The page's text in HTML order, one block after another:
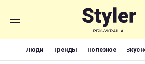
Люди Тренды Полезное